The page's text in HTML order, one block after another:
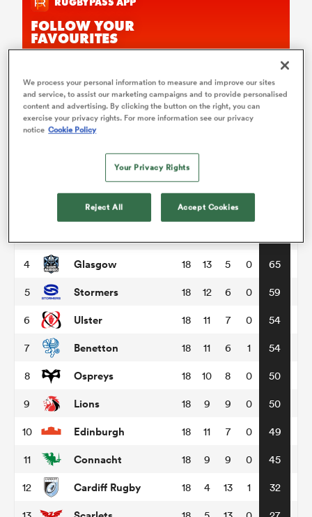
United Rugby Championship
P
Munster 18
Bulls 18 13 5
4 Glasgow 18 13 5 0 65
5 Stormers 18 12 6 0 59
6 Ulster 18 11 7 0 54
7 Benetton 18 11 6 1 54
8 Ospreys 18 10 8 0 50
9 Lions 18 9 9 0 50
10 Edinburgh 18 11 7 0 49
11 Connacht 18 9 9 0 45
12 Cardiff Rugby 18 4 13 1 32
We process your personal information to measure and improve our sites
and service, to assist our marketing campaigns and to provide personalised
content and advertising. By clicking the button on the right, you can
exercise your privacy rights. For more information see our privacy
notice Cookie Policy
Your Privacy Rights
Reject All Accept Cookies